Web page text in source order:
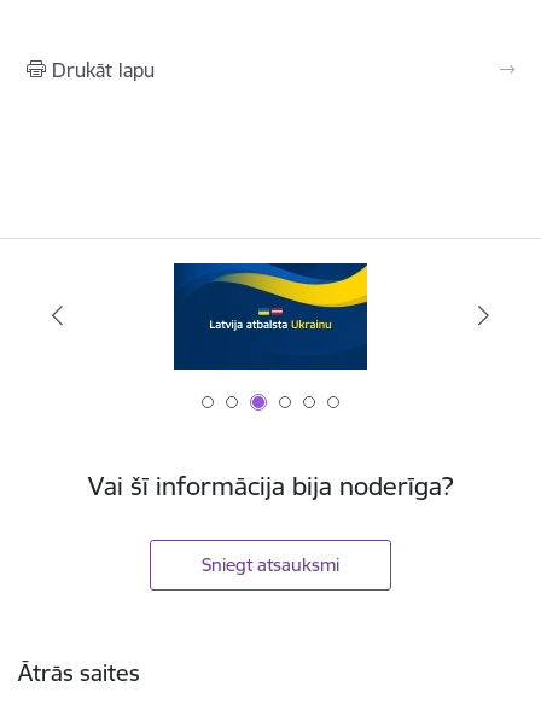
Drukāt lapu
Vai šī informācija bija noderīga?
Sniegt atsauksmi
Ātrās saites